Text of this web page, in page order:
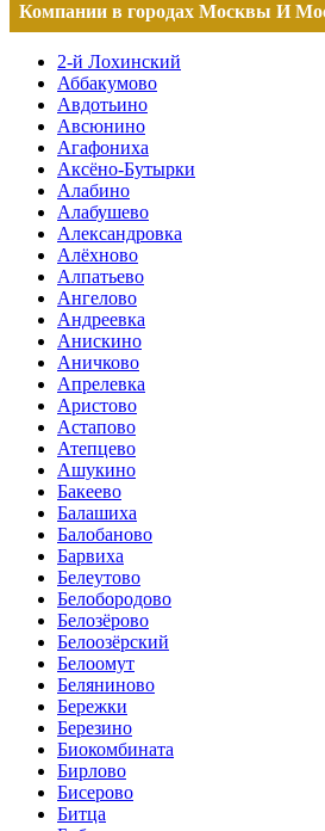
Компании в городах Москвы И
2-й Лохинский
Аббакумово
Авдотьино
Авсюнино
Агафониха
Аксёно-Бутырки
Алабино
Алабушево
Александровка
Алёхново
Алпатьево
Ангелово
Андреевка
Анискино
Аничково
Апрелевка
Аристово
Астапово
Атепцево
Ашукино
Бакеево
Балашиха
Балобаново
Барвиха
Белеутово
Белобородово
Белозёрово
Белоозёрский
Белоомут
Беляниново
Бережки
Березино
Биокомбината
Бирлово
Бисерово
Битца